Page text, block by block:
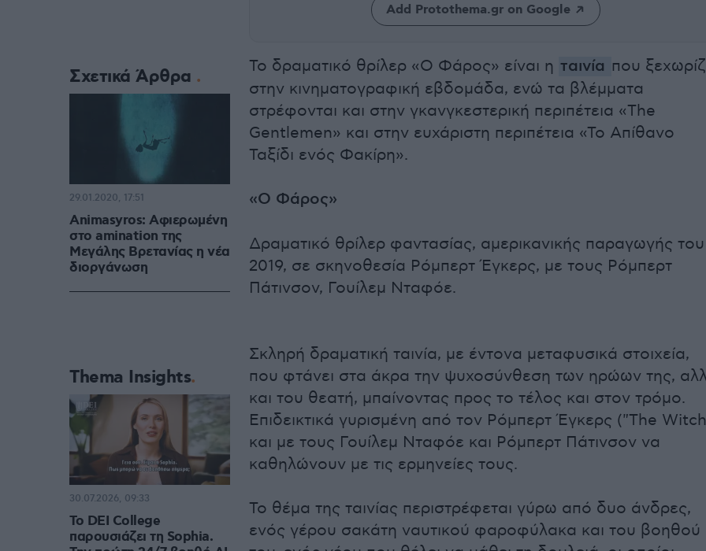
Add Protothema.gr on Google
Το δραματικό θρίλερ «Ο Φάρος» είναι η ταινία που
στην κινηματογραφική εβδομάδα, ενώ τα βλέμματα
στρέφονται και στην γκανγκεστερική περιπέτεια «The
Gentlemen» και στην ευχάριστη περιπέτεια «Το Απίθανο
Ταξίδι ενός Φακίρη».
«Ο Φάρος»
Δραματικό θρίλερ φαντασίας, αμερικανικής παραγωγής του
2019, σε σκηνοθεσία Ρόμπερτ Έγκερς, με τους Ρόμπερτ
Πάτινσον, Γουίλεμ Νταφόε.
Σκληρή δραματική ταινία, με έντονα μεταφυσικά στοιχεία,
που φτάνει στα άκρα την ψυχοσύνθεση των ηρώων της,
και του θεατή, μπαίνοντας προς το τέλος και στον τρόμο.
Επιδεικτικά γυρισμένη από τον Ρόμπερτ Έγκερς ("The
και με τους Γουίλεμ Νταφόε και Ρόμπερτ Πάτινσον να
καθηλώνουν με τις ερμηνείες τους.
Το θέμα της ταινίας περιστρέφεται γύρω από δυο άνδρες,
ενός γέρου σακάτη ναυτικού φαροφύλακα και του βοηθού
Σχετικά Άρθρα
Animasyros: Αφιερωμένη
στο amination της
Μεγάλης Βρετανίας η νέα
διοργάνωση
29.01.2020, 17:51
Thema Insights
Το DEI College
παρουσιάζει τη Sophia.
30.07.2026, 09:33